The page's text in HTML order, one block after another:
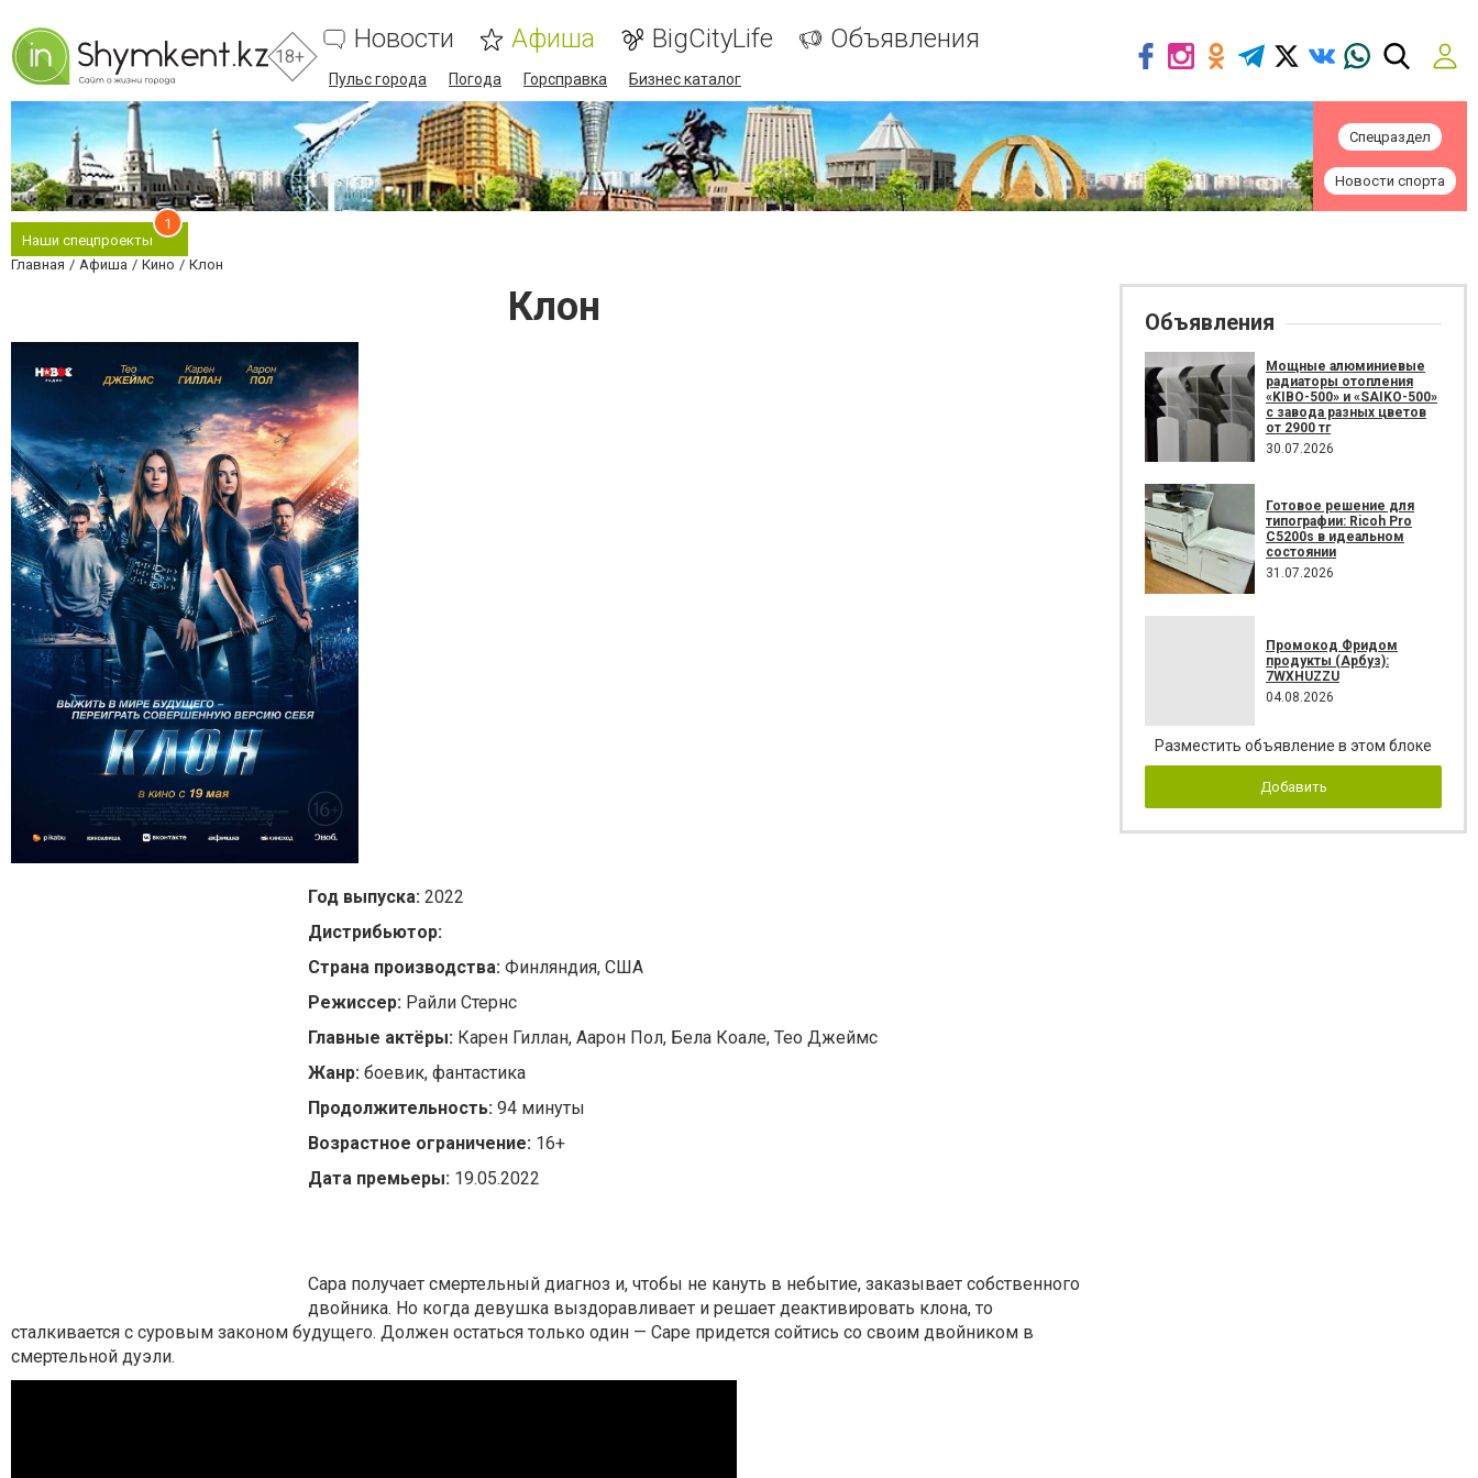
18+
Новости Афиша BigCityLife Объявления
Пульс города Погода Горсправка Бизнес каталог
Спецраздел
Новости спорта
Наши спецпроекты
1
Главная Афиша Кино Клон
Клон
Год выпуска: 2022
Дистрибьютор:
Страна производства: Финляндия, США
Режиссер: Райли Стернс
Главные актёры: Карен Гиллан, Аарон Пол, Бела Коале, Тео Джеймс
Жанр: боевик, фантастика
Продолжительность: 94 минуты
Возрастное ограничение: 16+
Дата премьеры: 19.05.2022
Сара получает смертельный диагноз и, чтобы не кануть в небытие, заказывает собственного
двойника. Но когда девушка выздоравливает и решает деактивировать клона, то
сталкивается с суровым законом будущего. Должен остаться только один — Саре придется сойтись со своим двойником в
смертельной дуэли.
Объявления
Мощные алюминиевые
радиаторы отопления
«KIBO-500» и «SAIKO-500»
с завода разных цветов
от 2900 тг
30.07.2026
Готовое решение для
типографии: Ricoh Pro
C5200s в идеальном
состоянии
31.07.2026
Промокод Фридом
продукты (Арбуз):
7WXHUZZU
04.08.2026
Разместить объявление в этом блоке
Добавить